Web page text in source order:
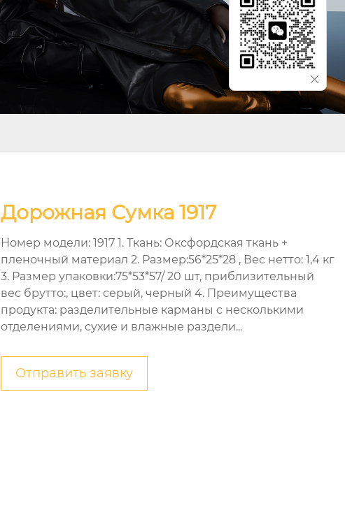
Дорожная Сумка 1917
Номер модели: 1917 1. Ткань: Оксфордская ткань +
пленочный материал 2. Размер:56*25*28 , Вес нетто: 1,4 кг
3. Размер упаковки:75*53*57/ 20 шт, приблизительный
вес брутто:, цвет: серый, черный 4. Преимущества
продукта: разделительные карманы с несколькими
отделениями, сухие и влажные раздели...
Отправить заявку